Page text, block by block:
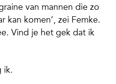
van mannen die zo
kan komen’, zei Femke.
Vind je het gek dat ik
ik.